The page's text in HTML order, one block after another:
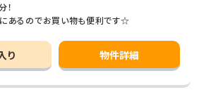
！
あるのでお買い物も便利です☆
り 物件詳細